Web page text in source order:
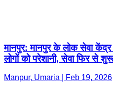
मानपुर: मानपुर के लोक सेवा
लोगों को परेशानी, सेवा फिर से
Manpur, Umaria | Feb 19, 2026